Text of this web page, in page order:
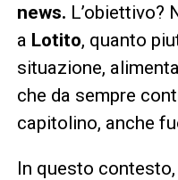
news. L’obiettivo?
a Lotito, quanto
situazione,
che da sempre
capitolino, anche
In questo